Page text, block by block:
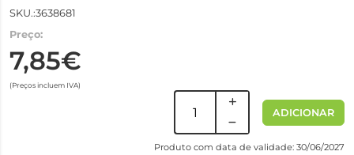
SKU.:3638681
Preço:
7,85€
(Preços incluem IVA)
ADICIONAR
Produto com data de validade: 30/06/2027